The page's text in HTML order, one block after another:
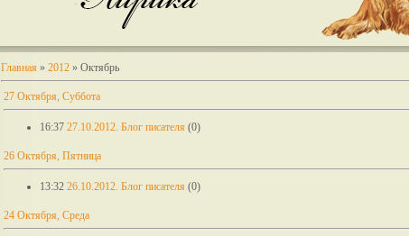
Главная » 2012 » Октябрь
27 Октября, Суббота
16:37 27.10.2012. Блог писателя (0)
26 Октября, Пятница
13:32 26.10.2012. Блог писателя (0)
24 Октября, Среда